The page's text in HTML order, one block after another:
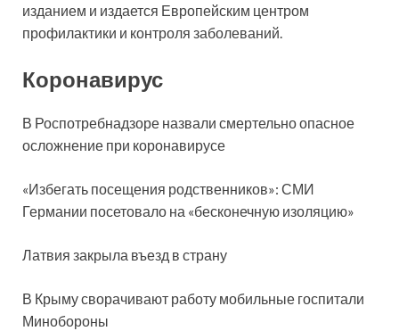
изданием и издается Европейским центром
профилактики и контроля заболеваний.
Коронавирус
В Роспотребнадзоре назвали смертельно опасное
осложнение при коронавирусе
«Избегать посещения родственников»: СМИ
Германии посетовало на «бесконечную изоляцию»
Латвия закрыла въезд в страну
В Крыму сворачивают работу мобильные госпитали
Минобороны